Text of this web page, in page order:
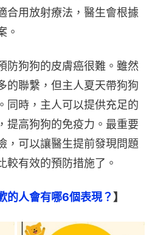
合用放射療法，醫生會根據
。
防狗狗的皮膚癌很難。雖然
的聯繫，但主人夏天帶狗狗
同時，主人可以提供充足的
提高狗狗的免疫力。最重要
，可以讓醫生提前發現問題
較有效的預防措施了。
的人會有哪6個表現？ 】